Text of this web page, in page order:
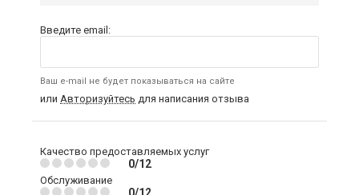
Введите email:
Ваш e-mail не будет показываться на сайте
или Авторизуйтесь для написания отзыва
Качество предоставляемых услуг
0/12
Обслуживание
0/12